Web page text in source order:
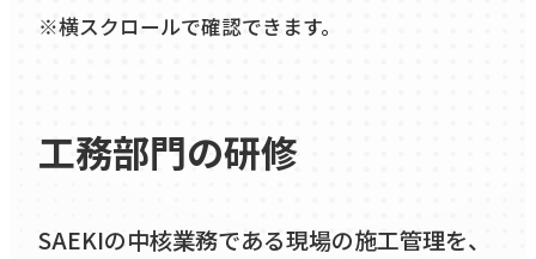
※横スクロールで確認できます。
工務部門の研修
SAEKIの中核業務である現場の施工管理を、